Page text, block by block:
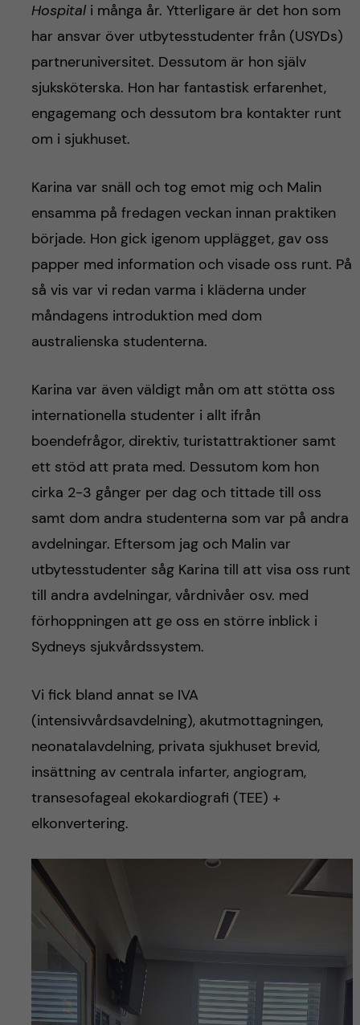
Hospitali många år. Ytterligare är det hon som
har ansvar över utbytesstudenter från (USYDs)
partneruniversitet. Dessutom är hon själv
sjuksköterska. Hon har fantastisk erfarenhet,
engagemang och dessutom bra kontakter runt
om i sjukhuset.
Karina var snäll och tog emot mig och Malin
ensamma på fredagen veckan innan praktiken
började. Hon gick igenom upplägget, gav oss
papper med information och visade oss runt. På
så vis var vi redan varma i kläderna under
måndagens introduktion med dom
australienska studenterna.
Karina var även väldigt mån om att stötta oss
internationella studenter i allt ifrån
boendefrågor, direktiv, turistattraktioner samt
ett stöd att prata med. Dessutom kom hon
cirka 2-3 gånger per dag och tittade till oss
samt dom andra studenterna som var på andra
avdelningar. Eftersom jag och Malin var
utbytesstudenter såg Karina till att visa oss runt
till andra avdelningar, vårdnivåer osv. med
förhoppningen att ge oss en större inblick i
Sydneys sjukvårdssystem.
Vi fick bland annat se IVA
(intensivvårdsavdelning), akutmottagningen,
neonatalavdelning, privata sjukhuset brevid,
insättning av centrala infarter, angiogram,
transesofageal ekokardiografi (TEE) +
elkonvertering.